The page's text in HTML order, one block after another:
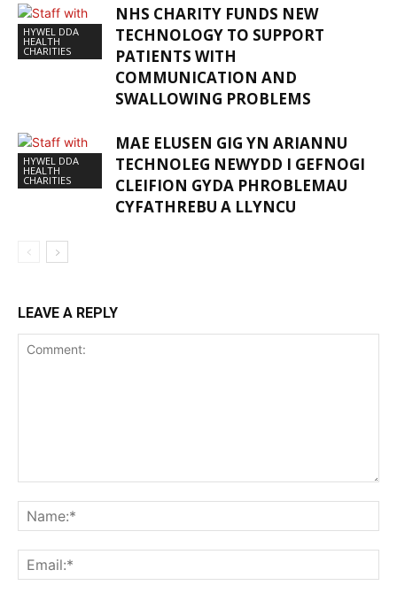
HYWEL DDA
HEALTH
CHARITIES
NHS CHARITY FUNDS NEW
TECHNOLOGY TO SUPPORT
PATIENTS WITH
COMMUNICATION AND
SWALLOWING PROBLEMS
HYWEL DDA
HEALTH
CHARITIES
MAE ELUSEN GIG YN ARIANNU
TECHNOLEG NEWYDD I GEFNOGI
CLEIFION GYDA PHROBLEMAU
CYFATHREBU A LLYNCU
LEAVE A REPLY